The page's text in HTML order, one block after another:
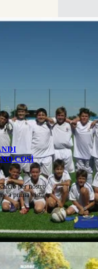
COSÌ
per nostro
a prima vista i